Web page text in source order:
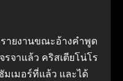
ายงานขณะอ้างคำพูด
จาแล้ว คริสเตียโน่โร
มเมอร์ที่แล้ว และได้